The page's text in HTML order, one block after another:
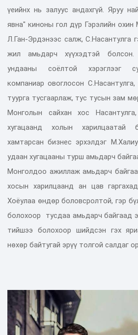
үеийнх нь залуус андахгүй. Яруу
явна" киноны гол дүр Гэрэлийн охин
Л.Ган-Эрдэнээс салж, С.Насантулга
жил амьдарч хүүхэдтэй болсон.
ундааны соёлтой хэрэглээг
компаниар овоглосон
туурга тусгаарлаж, тус тусын зам
Монголын сайхан хос
хугацаанд холын харилцаатай
хамтарсан бизнес эрхэлдэг
удаан хугацааны турш амьдарч
Монголдоо ажиллаж амьдарч
хосын харилцаанд ан цав
Хоёулаа өндөр боловсролтой, гэр
болохоор тусдаа амьдарч байгаад
тийшээ болохоор шийдсэн гэх
нөхөр байтугай эрүү толгой салдаг